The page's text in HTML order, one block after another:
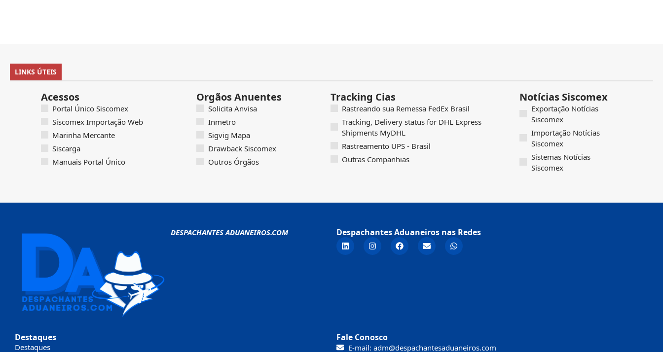
LINKS ÚTEIS
Acessos
Portal Único Siscomex
Siscomex Importação Web
Marinha Mercante
Siscarga
Manuais Portal Único
Orgãos Anuentes
Solicita Anvisa
Inmetro
Sigvig Mapa
Drawback Siscomex
Outros Órgãos
Tracking Cias
Rastreando sua Remessa FedEx Brasil
Tracking, Delivery status for DHL Express
Shipments MyDHL
Rastreamento UPS - Brasil
Outras Companhias
Notícias Siscomex
Exportação Notícias
Siscomex
Importação Notícias
Siscomex
Sistemas Notícias
Siscomex
DESPACHANTES ADUANEIROS.COM Despachantes Aduaneiros nas Redes
Destaques
Destaques
Fale Conosco
E-mail: adm@despachantesaduaneiros.com